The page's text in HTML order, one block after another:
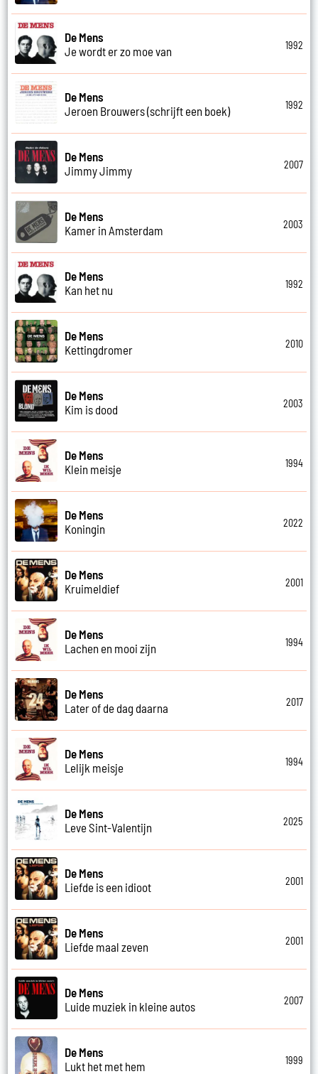
De Mens
Je wordt er zo moe van
1992
De Mens
Jeroen Brouwers (schrijft een boek)
1992
De Mens
Jimmy Jimmy
2007
De Mens
Kamer in Amsterdam
2003
De Mens
Kan het nu
1992
De Mens
Kettingdromer
2010
De Mens
Kim is dood
2003
De Mens
Klein meisje
1994
De Mens
Koningin
2022
De Mens
Kruimeldief
2001
De Mens
Lachen en mooi zijn
1994
De Mens
Later of de dag daarna
2017
De Mens
Lelijk meisje
1994
De Mens
Leve Sint-Valentijn
2025
De Mens
Liefde is een idioot
2001
De Mens
Liefde maal zeven
2001
De Mens
Luide muziek in kleine autos
2007
De Mens
Lukt het met hem
1999